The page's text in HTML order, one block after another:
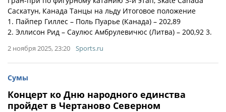
Саскатун, Канада Танцы на льду Итоговое положение
1. Пайпер Гиллес – Поль Пуарье (Канада) – 202,89
2. Эллисон Рид – Саулюс Амбрулевичюс (Литва) – 200,92 3.
2 ноября 2025, 23:20 Sports.ru
Сумы
Концерт ко Дню народного единства
пройдет в Чертаново Северном